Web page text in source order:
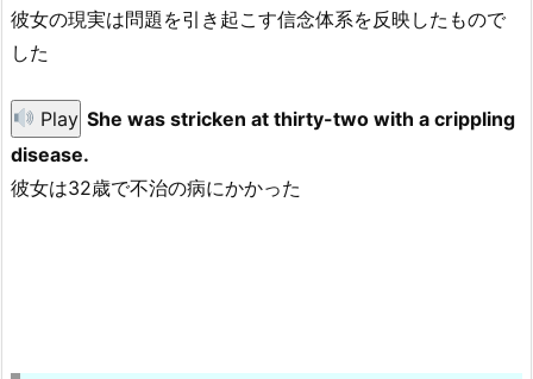
彼女の現実は問題を引き起こす信念体系を反映したもので
した
Play She was stricken at thirty-two with a crippling
disease.
彼女は32歳で不治の病にかかった